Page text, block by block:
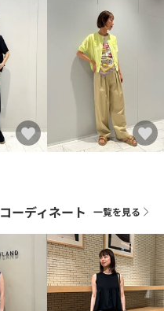
ーディネート 一覧を見る